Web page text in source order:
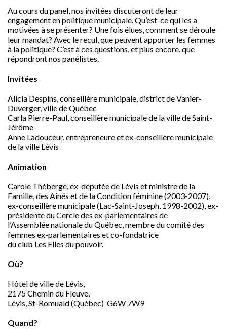
Au cours du panel, nos invitées discuteront de leur
engagement en politique municipale. Qu’est-ce qui les a
motivées à se présenter? Une fois élues, comment se déroule
leur mandat? Avec le recul, que peuvent apporter les femmes
à la politique? C’est à ces questions, et plus encore, que
répondront nos panélistes.
Invitées
Alicia Despins, conseillère municipale, district de Vanier-
Duverger, ville de Québec
Carla Pierre-Paul, conseillère municipale de la ville de Saint-
Jérôme
Anne Ladouceur, entrepreneure et ex-conseillère municipale
de la ville Lévis
Animation
Carole Théberge, ex-députée de Lévis et ministre de la
Famille, des Aînés et de la Condition féminine (2003-2007),
ex-conseillère municipale (Lac-Saint-Joseph, 1998-2002), ex-
présidente du Cercle des ex-parlementaires de
l’Assemblée nationale du Québec, membre du comité des
femmes ex-parlementaires et co-fondatrice
du club Les Elles du pouvoir.
Où?
Hôtel de ville de Lévis,
2175 Chemin du Fleuve,
Lévis, St-Romuald (Québec) G6W 7W9
Quand?